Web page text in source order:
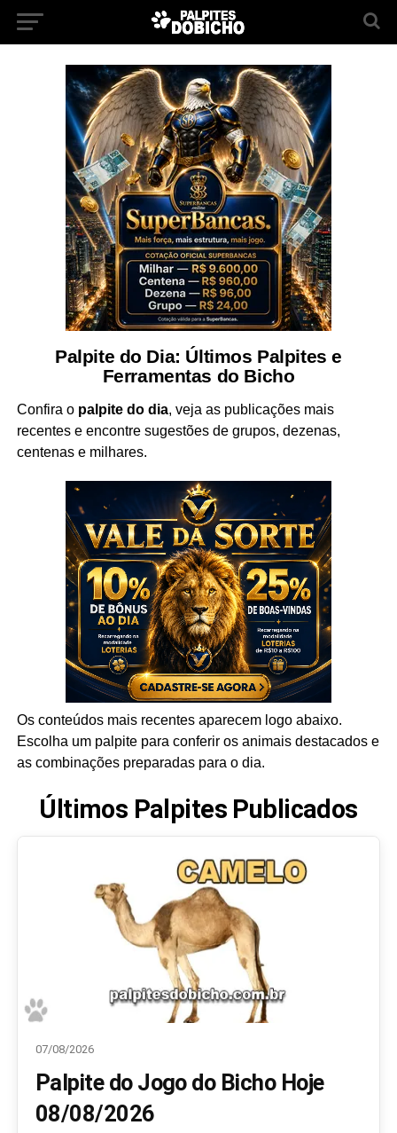
Palpite do Dia: Últimos Palpites e
Ferramentas do Bicho
Confira o palpite do dia, veja as publicações mais
recentes e encontre sugestões de grupos, dezenas,
centenas e milhares.
Os conteúdos mais recentes aparecem logo abaixo.
Escolha um palpite para conferir os animais destacados e
as combinações preparadas para o dia.
Últimos Palpites Publicados
07/08/2026
Palpite do Jogo do Bicho Hoje
08/08/2026